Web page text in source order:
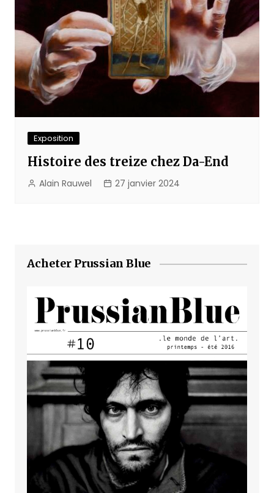
Exposition
Histoire des treize chez Da-End
Alain Rauwel 27 janvier 2024
Acheter Prussian Blue